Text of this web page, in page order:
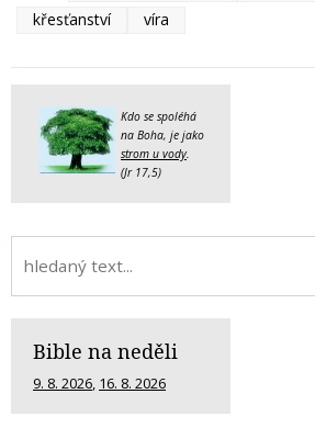
křesťanství
víra
Kdo se spoléhá
na Boha, je jako
strom u vody.
(Jr 17,5)
Bible na neděli
9. 8. 2026, 16. 8. 2026